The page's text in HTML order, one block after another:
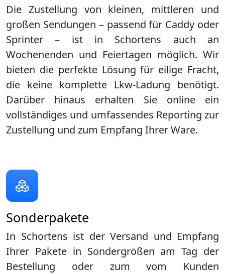
Die Zustellung von kleinen, mittleren und
großen Sendungen – passend für Caddy oder
Sprinter – ist in Schortens auch an
Wochenenden und Feiertagen möglich. Wir
bieten die perfekte Lösung für eilige Fracht,
die keine komplette Lkw-Ladung benötigt.
Darüber hinaus erhalten Sie online ein
vollständiges und umfassendes Reporting zur
Zustellung und zum Empfang Ihrer Ware.
Sonderpakete
In Schortens ist der Versand und Empfang
Ihrer Pakete in Sondergrößen am Tag der
Bestellung oder zum vom Kunden